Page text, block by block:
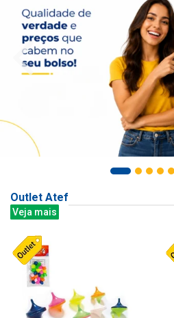
Outlet Atef
Veja mais